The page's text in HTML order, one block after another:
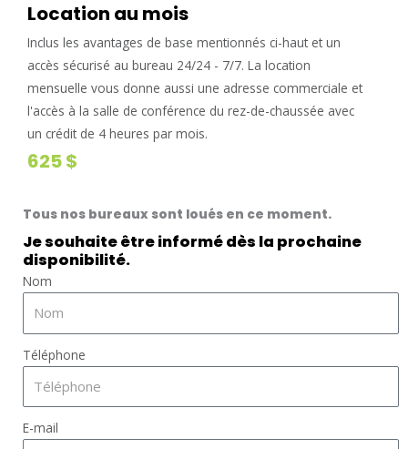
Location au mois
Inclus les avantages de base mentionnés ci-haut et un
accès sécurisé au bureau 24/24 - 7/7. La location
mensuelle vous donne aussi une adresse commerciale et
l'accès à la salle de conférence du rez-de-chaussée avec
un crédit de 4 heures par mois.
625 $
Tous nos bureaux sont loués en ce moment.
Je souhaite être informé dès la prochaine
disponibilité.
Nom
Téléphone
E-mail